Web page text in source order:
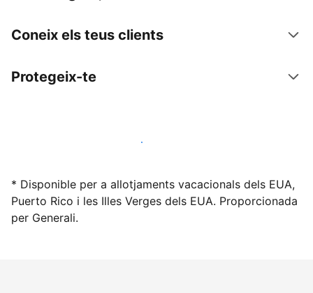
Coneix els teus clients
Protegeix-te
Lloga l'allotjament amb nosaltres avui mateix
* Disponible per a allotjaments vacacionals dels EUA,
Puerto Rico i les Illes Verges dels EUA. Proporcionada
per Generali.